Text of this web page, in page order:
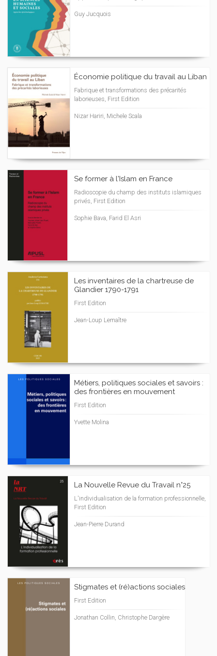
Guy Jucquois
Économie politique du travail au Liban
Fabrique et transformations des précarités
laborieuses, First Edition
Nizar Hariri, Michele Scala
Se former à l'Islam en France
Radioscopie du champ des instituts islamiques
privés, First Edition
Sophie Bava, Farid El Asri
Les inventaires de la chartreuse de
Glandier 1790-1791
First Edition
Jean-Loup Lemaître
Métiers, politiques sociales et savoirs :
des frontières en mouvement
First Edition
Yvette Molina
La Nouvelle Revue du Travail n°25
L'individualisation de la formation professionnelle,
First Edition
Jean-Pierre Durand
Stigmates et (ré)actions sociales
First Edition
Jonathan Collin, Christophe Dargère